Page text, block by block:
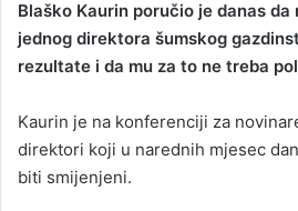
Blaško Kaurin poručio je danas da
jednog direktora šumskog
rezultate i da mu za to ne treba
Kaurin je na konferenciji za
direktori koji u narednih mjesec
biti smijenjeni.